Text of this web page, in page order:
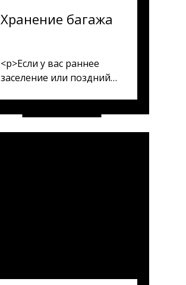
Хранение багажа
<p>Если у вас раннее
заселение или поздний
комнате для багажа в
любое время суток.</p>